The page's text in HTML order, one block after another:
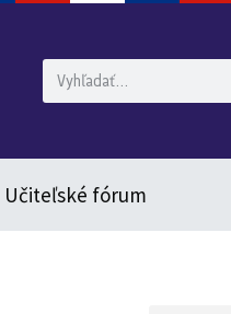
Učiteľské fórum